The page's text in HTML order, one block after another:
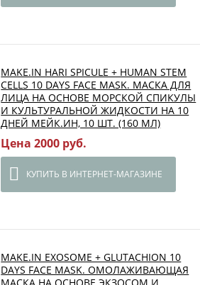
MAKE.IN HARI SPICULE + HUMAN STEM
CELLS 10 DAYS FACE MASK. МАСКА ДЛЯ
ЛИЦА НА ОСНОВЕ МОРСКОЙ СПИКУЛЫ
И КУЛЬТУРАЛЬНОЙ ЖИДКОСТИ НА 10
ДНЕЙ МЕЙК.ИН, 10 ШТ. (160 МЛ)
Цена 2000 руб.
КУПИТЬ В ИНТЕРНЕТ-МАГАЗИНЕ
MAKE.IN EXOSOME + GLUTACHION 10
DAYS FACE MASK. ОМОЛАЖИВАЮЩАЯ
МАСКА НА ОСНОВЕ ЭКЗОСОМ И